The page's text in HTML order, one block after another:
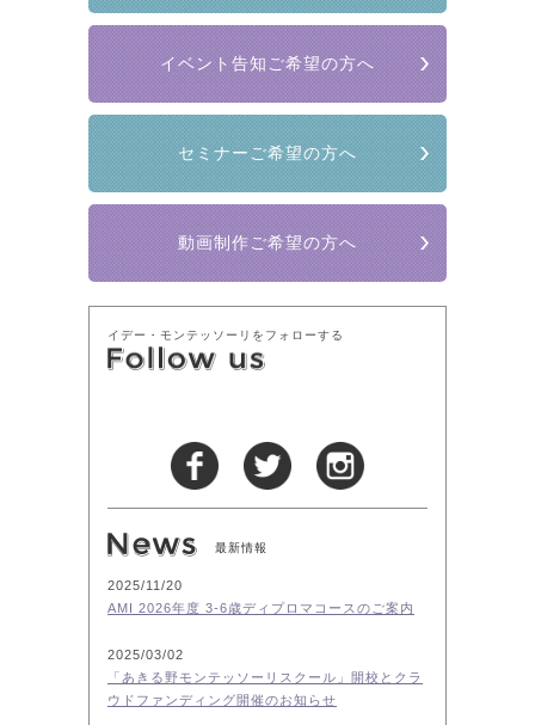
イベント告知ご希望の方へ
セミナーご希望の方へ
動画制作ご希望の方へ
イデー・モンテッソーリをフォローする
最新情報
2025/11/20
AMI 2026年度 3-6歳ディプロマコースのご案内
2025/03/02
「あきる野モンテッソーリスクール」開校とクラ
ウドファンディング開催のお知らせ